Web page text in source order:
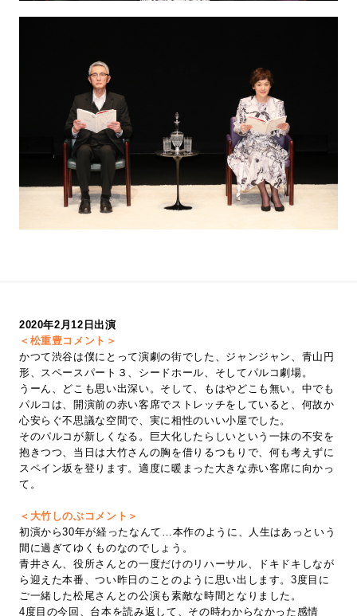
2020年2月12日出演
＜松重豊コメント＞
かつて渋谷は僕にとって演劇の街でした、ジャンジャン、青山円
形、スペースパート３、シードホール、そしてパルコ劇場。
うーん、どこも思い出深い。そして、もはやどこも無い。中でも
パルコは、開演前の赤い客席でストレッチをしていると、何故か
心安らぐ不思議な空間で、実に相性のいい小屋でした。
そのパルコが新しくなる。巨大化したらしいという一抹の不安を
抱きつつ、当日は大竹さんの胸を借りるつもりで、何も考えずに
スペイン坂を登ります。適度に暖まった大きな赤い客席に向かっ
て。
＜大竹しのぶコメント＞
初演から30年が経ったなんて…本作のように、人生はあっという
間に過ぎてゆくものなのでしょう。
青井さん、役所さんとの一度だけのリハーサル、ドキドキしなが
ら迎えた本番、つい昨日のことのように思い出します。3度目に
ご一緒した松尾さんとの公演も素敵な時間となりました。
4度目の今回、台本を読み返して、その時わからなかった感情